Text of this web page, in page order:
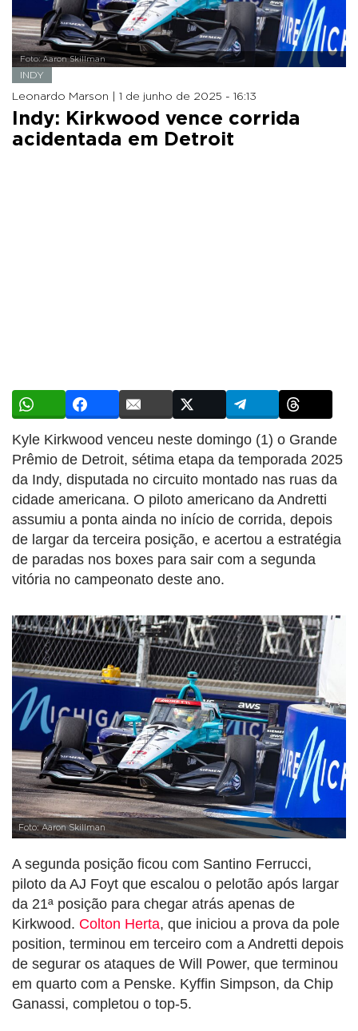
Foto: Aaron Skillman
INDY
Leonardo Marson | 1 de junho de 2025 - 16:13
Indy: Kirkwood vence corrida
acidentada em Detroit
Kyle Kirkwood venceu neste domingo (1) o Grande
Prêmio de Detroit, sétima etapa da temporada 2025
da Indy, disputada no circuito montado nas ruas da
cidade americana. O piloto americano da Andretti
assumiu a ponta ainda no início de corrida, depois
de largar da terceira posição, e acertou a estratégia
de paradas nos boxes para sair com a segunda
vitória no campeonato deste ano.
Foto: Aaron Skillman
A segunda posição ficou com Santino Ferrucci,
piloto da AJ Foyt que escalou o pelotão após largar
da 21ª posição para chegar atrás apenas de
Kirkwood. Colton Herta, que iniciou a prova da pole
position, terminou em terceiro com a Andretti depois
de segurar os ataques de Will Power, que terminou
em quarto com a Penske. Kyffin Simpson, da Chip
Ganassi, completou o top-5.